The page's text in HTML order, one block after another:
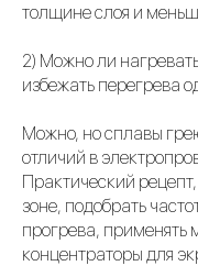
толщине слоя и
2) Можно ли
избежать перегрева
Можно, но сплавы
отличий в
Практический
зоне, подобрать
прогрева, применять
концентраторы для